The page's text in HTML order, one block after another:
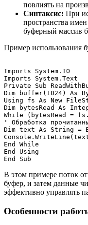
повлиять на
Синтаксис: При
пространства имен
буферный массив
Пример использования
Imports System.IO
Imports System.Text
Private Sub
Dim buffer(1024) As
Using fs As New
Dim bytesRead As
While (bytesRead =
' Обработка
Dim text As String =
End While
End Using
В этом примере поток
буфер, и затем данные
эффективно управлять
Особенности